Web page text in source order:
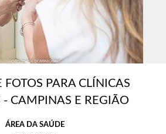
FOTOS PARA CLÍNICAS
- CAMPINAS E REGIÃO
ÁREA DA SAÚDE